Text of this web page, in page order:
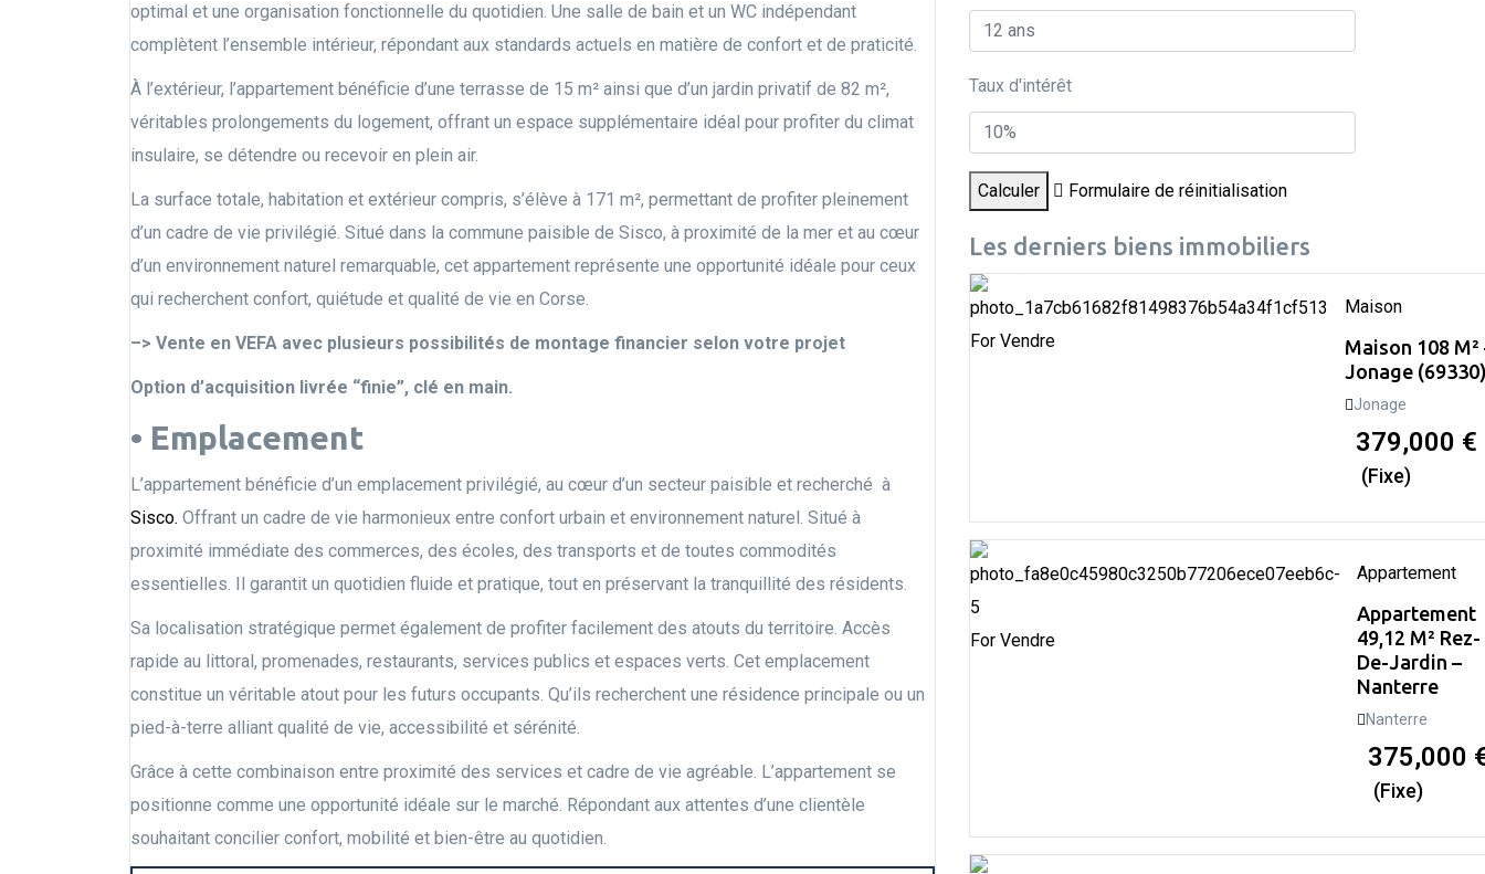
optimal et une organisation fonctionnelle du quotidien. Une salle de bain et un WC indépendant
complètent l’ensemble intérieur, répondant aux standards actuels en matière de confort et de praticité.
À l’extérieur, l’appartement bénéficie d’une terrasse de 15 m² ainsi que d’un jardin privatif de 82 m²,
véritables prolongements du logement, offrant un espace supplémentaire idéal pour profiter du climat
insulaire, se détendre ou recevoir en plein air.
La surface totale, habitation et extérieur compris, s’élève à 171 m², permettant de profiter pleinement
d’un cadre de vie privilégié. Situé dans la commune paisible de Sisco, à proximité de la mer et au cœur
d’un environnement naturel remarquable, cet appartement représente une opportunité idéale pour ceux
qui recherchent confort, quiétude et qualité de vie en Corse.
–> Vente en VEFA avec plusieurs possibilités de montage financier selon votre projet
Option d’acquisition livrée “finie”, clé en main.
• Emplacement
L’appartement bénéficie d’un emplacement privilégié, au cœur d’un secteur paisible et recherché à
Sisco. Offrant un cadre de vie harmonieux entre confort urbain et environnement naturel. Situé à
proximité immédiate des commerces, des écoles, des transports et de toutes commodités
essentielles. Il garantit un quotidien fluide et pratique, tout en préservant la tranquillité des résidents.
Sa localisation stratégique permet également de profiter facilement des atouts du territoire. Accès
rapide au littoral, promenades, restaurants, services publics et espaces verts. Cet emplacement
constitue un véritable atout pour les futurs occupants. Qu’ils recherchent une résidence principale ou un
pied-à-terre alliant qualité de vie, accessibilité et sérénité.
Grâce à cette combinaison entre proximité des services et cadre de vie agréable. L’appartement se
positionne comme une opportunité idéale sur le marché. Répondant aux attentes d’une clientèle
souhaitant concilier confort, mobilité et bien-être au quotidien.
Taux d'intérêt
Calculer Formulaire de réinitialisation
Les derniers biens immobiliers
For Vendre
Maison
Maison 108 M²
Jonage
Jonage
379,000 €
(Fixe)
For Vendre
Appartement
Appartement
49,12 M² Rez-
De-Jardin –
Nanterre
Nanterre
375,000
(Fixe)